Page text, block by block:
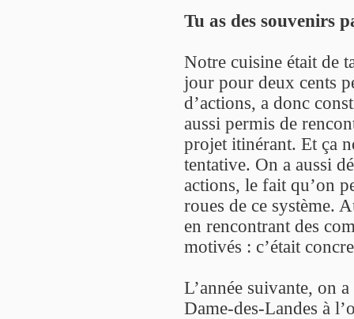
Tu as des souvenirs
Notre cuisine était de
jour pour deux cents
d’actions, a donc
aussi permis de
projet itinérant. Et ça
tentative. On a aussi
actions, le fait qu’on
roues de ce système.
en rencontrant des
motivés : c’était
L’année suivante, on
Dame-des-Landes à